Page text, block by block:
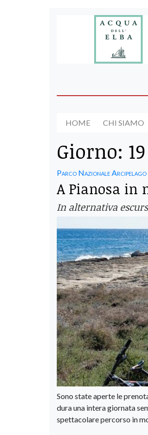
HOME CHI SIAMO
Giorno:
Parco Nazionale
A Pianosa in
In alternativa
Sono state aperte le
dura una intera giornata
spettacolare percorso in